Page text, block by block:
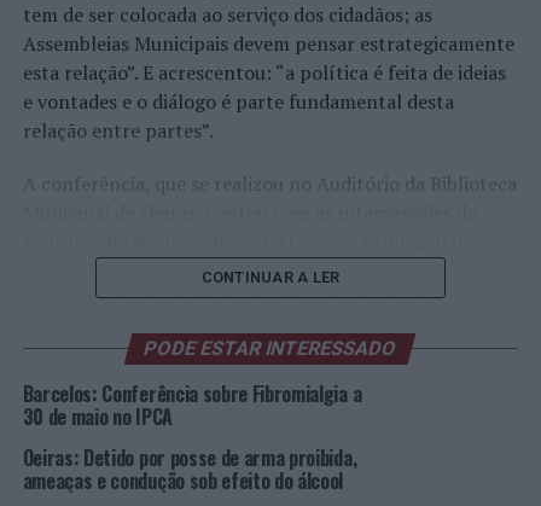
tem de ser colocada ao serviço dos cidadãos; as
Assembleias Municipais devem pensar estrategicamente
esta relação”. E acrescentou: “a política é feita de ideias
e vontades e o diálogo é parte fundamental desta
relação entre partes”.
A conferência, que se realizou no Auditório da Biblioteca
Oeiras, Filipe Nascimento, Presidente do Governo da
Região Autónoma do Príncipe (divisão administrativa
autónoma da República de São Tomé e Príncipe), José
Lamego, Ex-Secretário de Estado dos Negócios
Estrangeiros e Cooperação, Luís Campos Ferreira, Ex-
Secretário de Estado dos Negócios Estrangeiros e
Cooperação, Carla Semedo, Vereadora da Câmara
Municipal de Cascais, Vítor Ramalho, Secretário-Geral
CONTINUAR A LER
PODE ESTAR INTERESSADO
Barcelos: Conferência sobre Fibromialgia a
30 de maio no IPCA
Oeiras: Detido por posse de arma proibida,
ameaças e condução sob efeito do álcool